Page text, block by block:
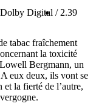
Digital / 2.39
tabac fraîchement
la toxicité
Bergmann, un
eux deux, ils vont se
et la fierté de l’autre,